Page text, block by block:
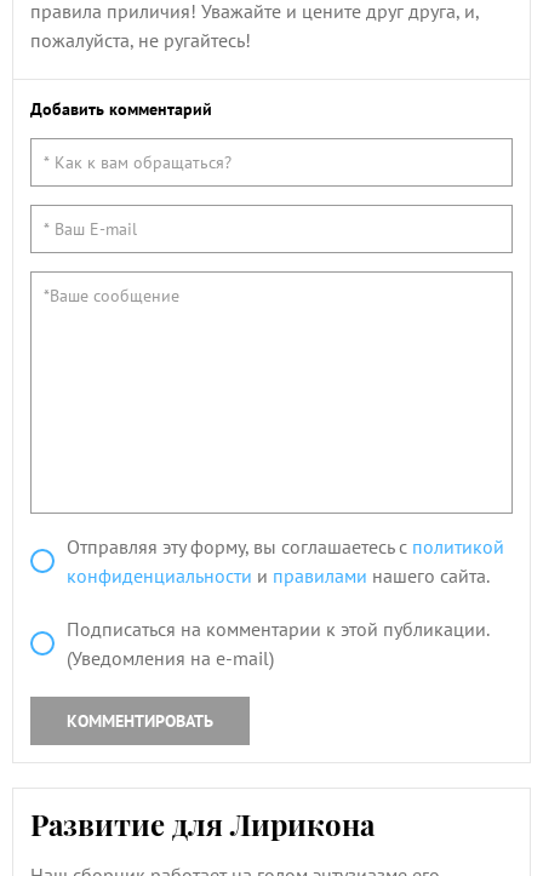
правила приличия! Уважайте и цените друг друга, и,
пожалуйста, не ругайтесь!
Добавить комментарий
Отправляя эту форму, вы соглашаетесь с политикой
конфиденциальности и правилами нашего сайта.
Подписаться на комментарии к этой публикации.
(Уведомления на e-mail)
КОММЕНТИРОВАТЬ
Развитие для Лирикона